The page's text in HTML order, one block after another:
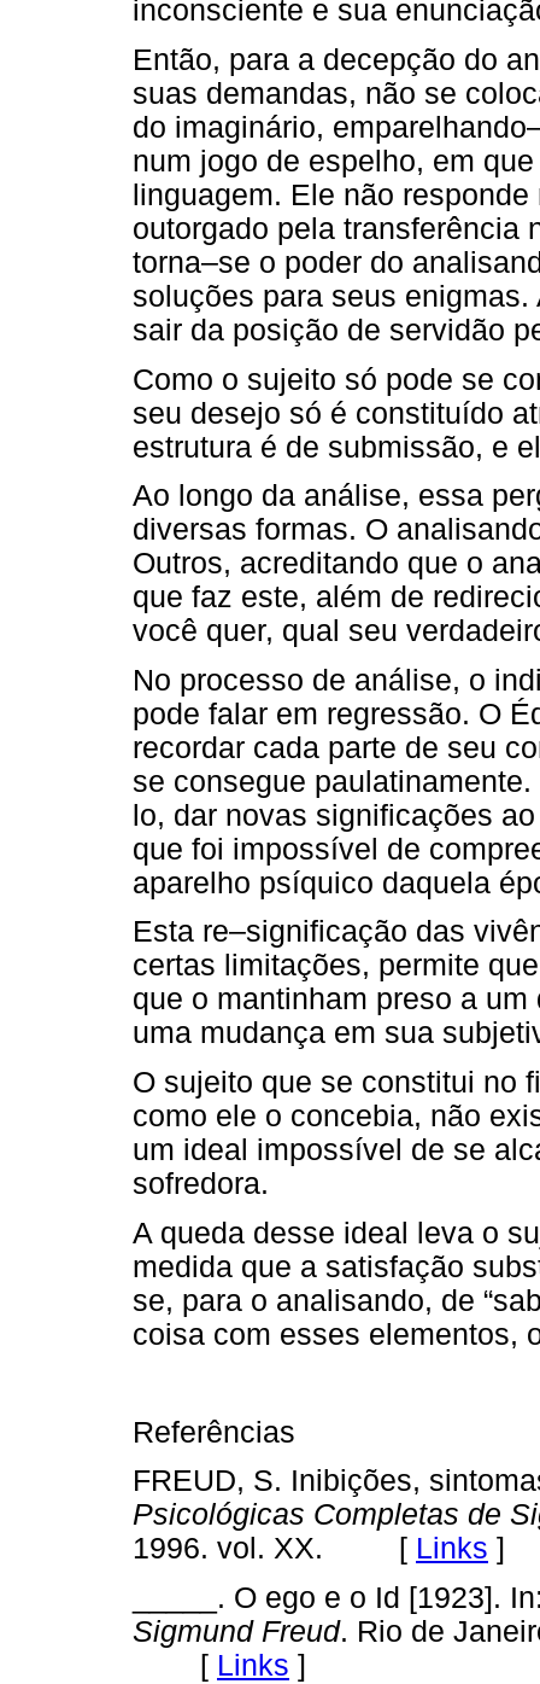
inconsciente e sua
Então, para a decepção do
suas demandas, não se
do imaginário,
num jogo de espelho, em
linguagem. Ele não
outorgado pela transferência
torna–se o poder do
soluções para seus
sair da posição de servidão
Como o sujeito só pode se
seu desejo só é constituído
estrutura é de submissão, e
Ao longo da análise, essa
diversas formas. O
Outros, acreditando que o
que faz este, além de
você quer, qual seu
No processo de análise, o
pode falar em regressão. O
recordar cada parte de seu
se consegue
lo, dar novas significações
que foi impossível de
aparelho psíquico daquela
Esta re–significação das
certas limitações, permite
que o mantinham preso a
uma mudança em sua
O sujeito que se constitui no
como ele o concebia, não
um ideal impossível de se
sofredora.
A queda desse ideal leva o
medida que a satisfação
se, para o analisando, de
coisa com esses elementos,
Referências
FREUD, S. Inibições,
Psicológicas Completas de
1996. vol. XX. [ Links ]
_____. O ego e o Id [1923].
Sigmund Freud. Rio de
[ Links ]